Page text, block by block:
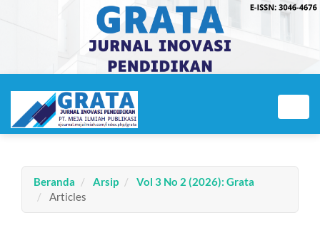
Utama
Isi
Utama
Beranda Arsip
Vol 3 No 2 (2026): Grata
Articles